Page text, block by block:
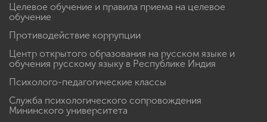
Целевое обучение и правила приема на целевое
обучение
Противодействие коррупции
Центр открытого образования на русском языке и
обучения русскому языку в Республике Индия
Психолого-педагогические классы
Служба психологического сопровождения
Мининского университета